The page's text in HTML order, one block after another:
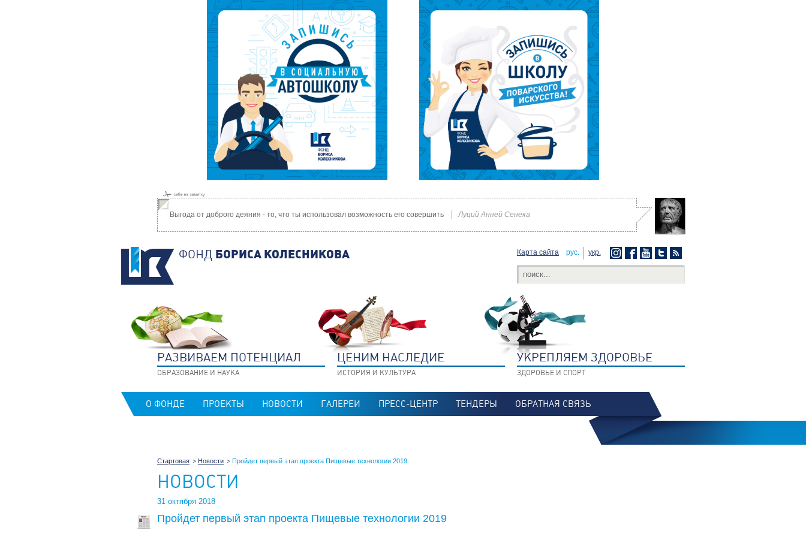
Выгода от доброго деяния - то, что ты использовал возможность его совершить Луций Анней Сенека
ФОНД БОРИСА КОЛЕСНИКОВА Карта сайта рус. укр.
РАЗВИВАЕМ ПОТЕНЦИАЛ
ОБРАЗОВАНИЕ И НАУКА
ЦЕНИМ НАСЛЕДИЕ
ИСТОРИЯ И КУЛЬТУРА
УКРЕПЛЯЕМ ЗДОРОВЬЕ
ЗДОРОВЬЕ И СПОРТ
О ФОНДЕ ПРОЕКТЫ НОВОСТИ ГАЛЕРЕИ ПРЕСС-ЦЕНТР ТЕНДЕРЫ ОБРАТНАЯ СВЯЗЬ
Стартовая Новости Пройдет первый этап проекта Пищевые технологии 2019
НОВОСТИ
31 октября 2018
Пройдет первый этап проекта Пищевые технологии 2019